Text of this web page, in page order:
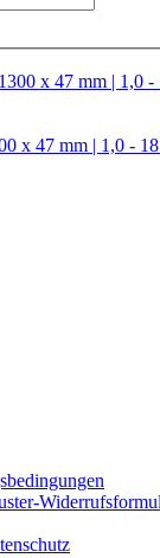
x 47 mm | 1,0 - 18